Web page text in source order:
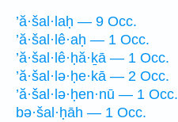
’ă·šal·laḥ — 9 Occ.
’ă·šal·lê·aḥ — 1 Occ.
’ă·šal·lê·ḥă·ḵā — 1 Occ.
’ă·šal·lə·ḥe·kā — 2 Occ.
’ă·šal·lə·ḥen·nū — 1 Occ.
bə·šal·ḥāh — 1 Occ.